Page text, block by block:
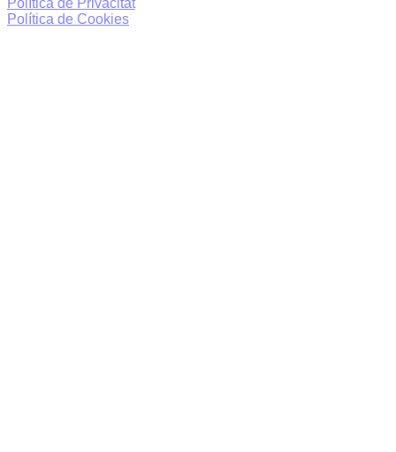
Política de Privacitat
Política de Cookies